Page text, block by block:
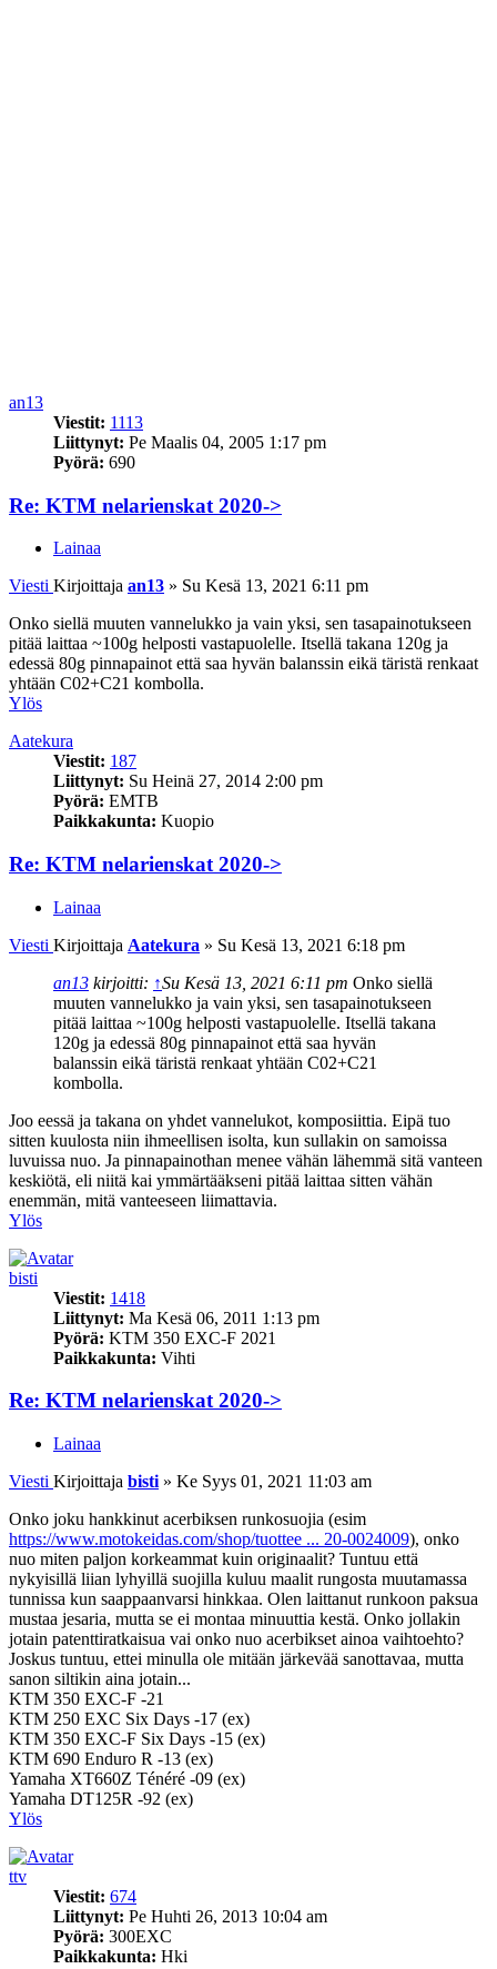
an13
Viestit: 1113
Liittynyt: Pe Maalis 04, 2005 1:17 pm
Pyörä: 690
Re: KTM nelarienskat 2020->
Lainaa
Viesti Kirjoittaja an13 » Su Kesä 13, 2021 6:11 pm
Onko siellä muuten vannelukko ja vain yksi, sen tasapainotukseen
pitää laittaa ~100g helposti vastapuolelle. Itsellä takana 120g ja
edessä 80g pinnapainot että saa hyvän balanssin eikä täristä renkaat
yhtään C02+C21 kombolla.
Ylös
Aatekura
Viestit: 187
Liittynyt: Su Heinä 27, 2014 2:00 pm
Pyörä: EMTB
Paikkakunta: Kuopio
Re: KTM nelarienskat 2020->
Lainaa
Viesti Kirjoittaja Aatekura » Su Kesä 13, 2021 6:18 pm
an13 kirjoitti: ↑Su Kesä 13, 2021 6:11 pm Onko siellä
muuten vannelukko ja vain yksi, sen tasapainotukseen
pitää laittaa ~100g helposti vastapuolelle. Itsellä takana
120g ja edessä 80g pinnapainot että saa hyvän
balanssin eikä täristä renkaat yhtään C02+C21
kombolla.
Joo eessä ja takana on yhdet vannelukot, komposiittia. Eipä tuo
sitten kuulosta niin ihmeellisen isolta, kun sullakin on samoissa
luvuissa nuo. Ja pinnapainothan menee vähän lähemmä sitä vanteen
keskiötä, eli niitä kai ymmärtääkseni pitää laittaa sitten vähän
enemmän, mitä vanteeseen liimattavia.
Ylös
bisti
Viestit: 1418
Liittynyt: Ma Kesä 06, 2011 1:13 pm
Pyörä: KTM 350 EXC-F 2021
Paikkakunta: Vihti
Re: KTM nelarienskat 2020->
Lainaa
Viesti Kirjoittaja bisti » Ke Syys 01, 2021 11:03 am
Onko joku hankkinut acerbiksen runkosuojia (esim
https://www.motokeidas.com/shop/tuottee ... 20-0024009), onko
nuo miten paljon korkeammat kuin originaalit? Tuntuu että
nykyisillä liian lyhyillä suojilla kuluu maalit rungosta muutamassa
tunnissa kun saappaanvarsi hinkkaa. Olen laittanut runkoon paksua
mustaa jesaria, mutta se ei montaa minuuttia kestä. Onko jollakin
jotain patenttiratkaisua vai onko nuo acerbikset ainoa vaihtoehto?
Joskus tuntuu, ettei minulla ole mitään järkevää sanottavaa, mutta
sanon siltikin aina jotain...
KTM 350 EXC-F -21
KTM 250 EXC Six Days -17 (ex)
KTM 350 EXC-F Six Days -15 (ex)
KTM 690 Enduro R -13 (ex)
Yamaha XT660Z Ténéré -09 (ex)
Yamaha DT125R -92 (ex)
Ylös
ttv
Viestit: 674
Liittynyt: Pe Huhti 26, 2013 10:04 am
Pyörä: 300EXC
Paikkakunta: Hki